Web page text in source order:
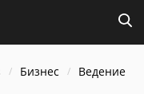
Бизнес
Ведение